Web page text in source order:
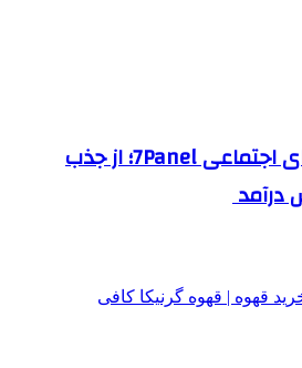
خدمات شبکه‌های اجتماعی 7Panel؛ از جذب
درآمد
قهوه | قهوه گرنیکا کافی